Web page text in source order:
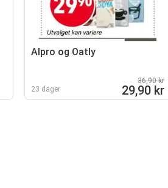
Alpro og Oatly
23 dager
36,90 kr
29,90 kr